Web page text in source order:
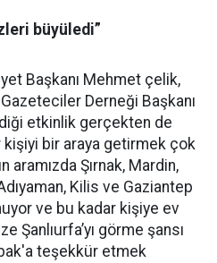
büyüledi”
Başkanı Mehmet çelik,
Gazeteciler Derneği Başkanı
etkinlik gerçekten de
bir araya getirmek çok
aramızda Şırnak, Mardin,
Kilis ve Gaziantep
ve bu kadar kişiye ev
Şanlıurfa’yı görme şansı
teşekkür etmek